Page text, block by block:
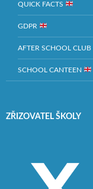
QUICK FACTS
GDPR
AFTER SCHOOL CLUB
SCHOOL CANTEEN
ZŘIZOVATEL ŠKOLY